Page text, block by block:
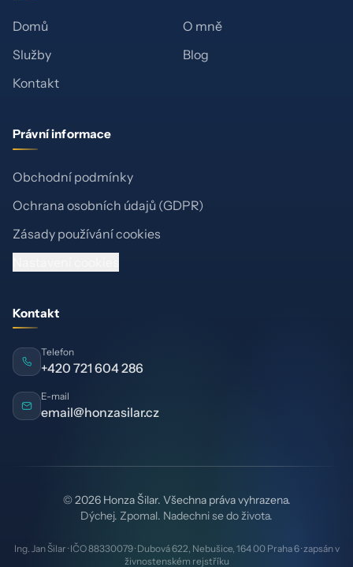
Domů
O mně
Služby
Blog
Kontakt
Právní informace
Obchodní podmínky
Ochrana osobních údajů (GDPR)
Zásady používání cookies
Kontakt
Telefon
+420 721 604 286
E-mail
email@honzasilar.cz
© 2026 Honza Šilar. Všechna práva vyhrazena.
Dýchej. Zpomal. Nadechni se do života.
Ing. Jan Šilar · IČO 88330079 · Dubová 622, Nebušice, 164 00 Praha 6 · zapsán v
živnostenském rejstříku